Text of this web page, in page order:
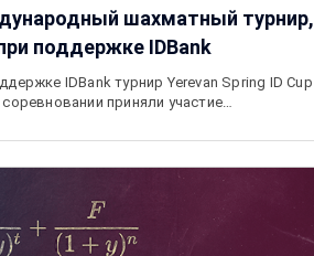
шахматный турнир,
поддержке IDBank
IDBank турнир Yerevan Spring ID Cup
приняли участие…